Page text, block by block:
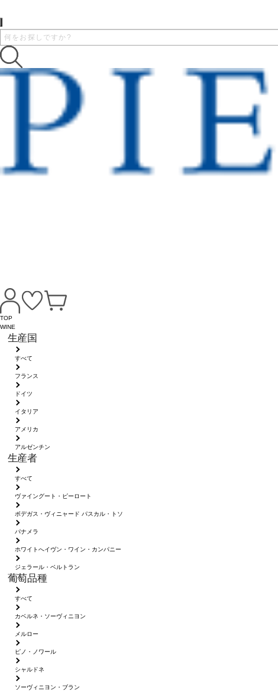
TOP
WINE
生産国
すべて
フランス
ドイツ
イタリア
アメリカ
アルゼンチン
生産者
すべて
ヴァイングート・ピーロート
ボデガス・ヴィニャード パスカル・トソ
パナメラ
ホワイトへイヴン・ワイン・カンパニー
ジェラール・ベルトラン
葡萄品種
すべて
カベルネ・ソーヴィニヨン
メルロー
ピノ・ノワール
シャルドネ
ソーヴィニヨン・ブラン